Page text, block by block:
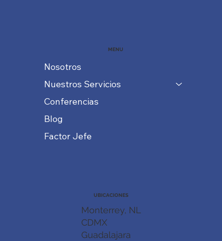
MENU
Nosotros
Nuestros Servicios
Conferencias
Blog
Factor Jefe
Monterrey, NL
CDMX
Guadalajara
UBICACIONES